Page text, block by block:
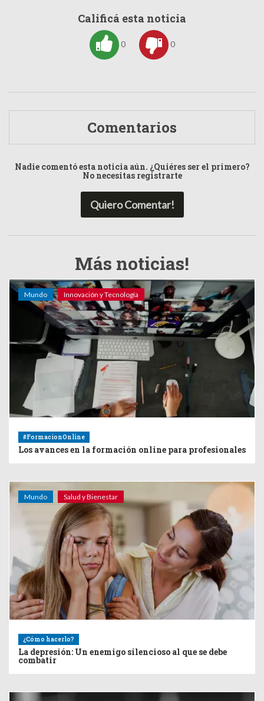
Calificá esta noticia
0 0
Comentarios
Nadie comentó esta noticia aún. ¿Quiéres ser el primero?
No necesitas registrarte
Quiero Comentar!
Más noticias!
Mundo Innovación y Tecnología
#FormacionOnline
Los avances en la formación online para profesionales
Mundo Salud y Bienestar
¿Cómo hacerlo?
La depresión: Un enemigo silencioso al que se debe
combatir